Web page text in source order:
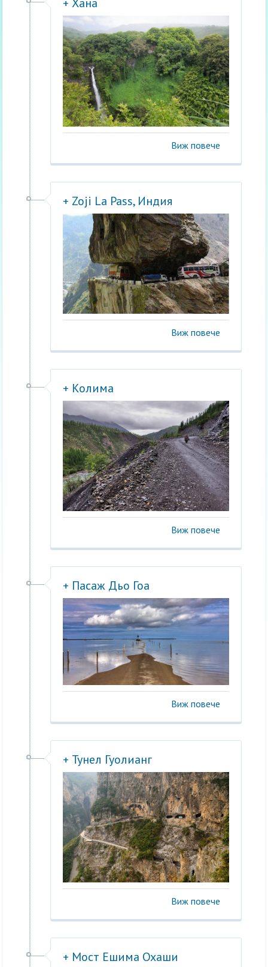
+ Хана
Виж повече
+ Zoji La Pass, Индия
Виж повече
+ Колима
Виж повече
+ Пасаж Дьо Гоа
Виж повече
+ Тунел Гуолианг
Виж повече
+ Мост Ешима Охаши